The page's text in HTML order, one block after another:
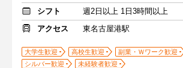
シフト
週2日以上 1日3時間以上
アクセス
東名古屋港駅
大学生歓迎 高校生歓迎
副業・Ｗワーク歓迎
シルバー歓迎
未経験者歓迎